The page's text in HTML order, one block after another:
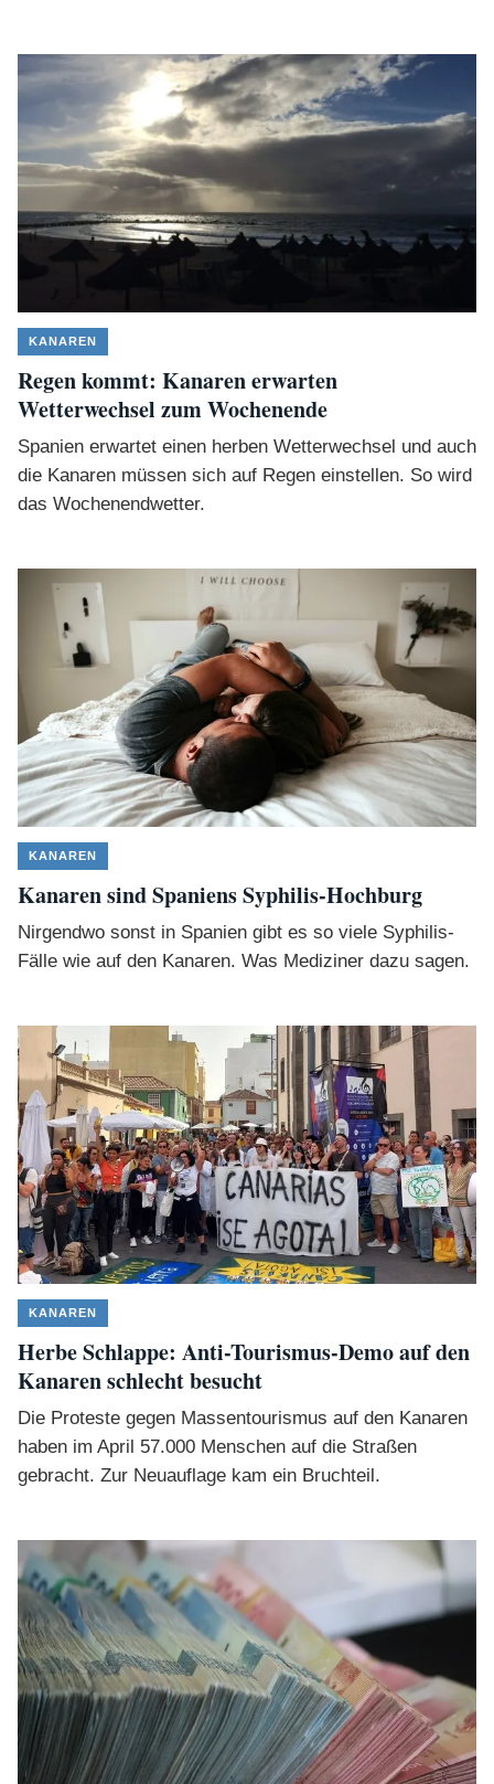
KANAREN
Regen kommt: Kanaren erwarten
Wetterwechsel zum Wochenende
Spanien erwartet einen herben Wetterwechsel und auch
die Kanaren müssen sich auf Regen einstellen. So wird
das Wochenendwetter.
KANAREN
Kanaren sind Spaniens Syphilis-Hochburg
Nirgendwo sonst in Spanien gibt es so viele Syphilis-
Fälle wie auf den Kanaren. Was Mediziner dazu sagen.
KANAREN
Herbe Schlappe: Anti-Tourismus-Demo auf den
Kanaren schlecht besucht
Die Proteste gegen Massentourismus auf den Kanaren
haben im April 57.000 Menschen auf die Straßen
gebracht. Zur Neuauflage kam ein Bruchteil.